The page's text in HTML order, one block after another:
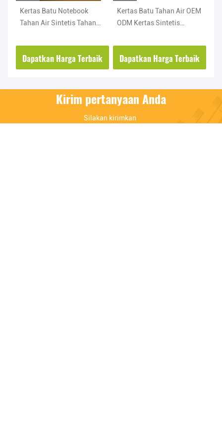
Kertas Batu Notebook
Tahan Air Sintetis Tahan
Dapatkan Harga Terbaik
Kertas Batu Tahan Air OEM
ODM Kertas Sintetis
Dapatkan Harga Terbaik
Kirim pertanyaan Anda
Silakan kirimkan